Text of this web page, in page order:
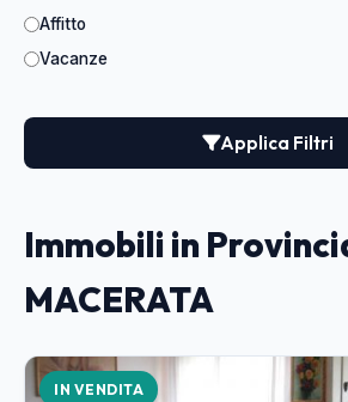
Affitto
Vacanze
Applica Filtri
Immobili in
MACERATA
IN VENDITA